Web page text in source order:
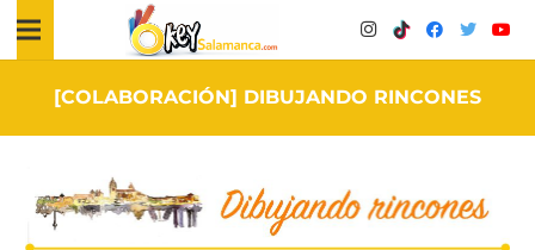
[COLABORACIÓN] DIBUJANDO RINCONES